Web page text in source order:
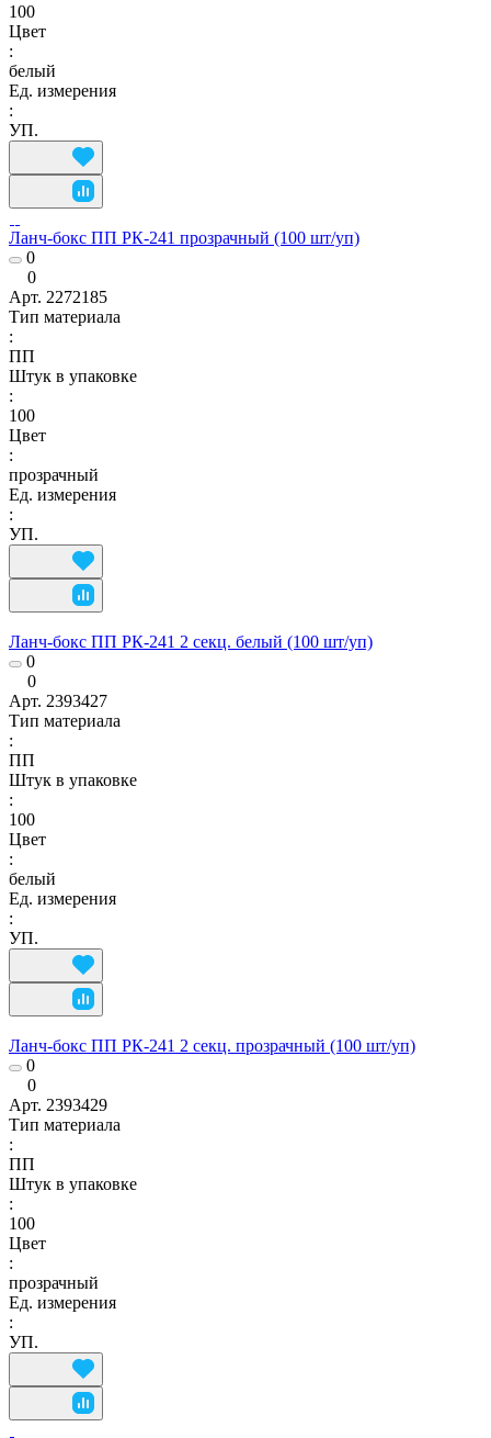
100
Цвет
:
белый
Ед. измерения
:
УП.
Ланч-бокс ПП РК-241 прозрачный (100 шт/уп)
0
0
Арт. 2272185
Тип материала
:
ПП
Штук в упаковке
:
100
Цвет
:
прозрачный
Ед. измерения
:
УП.
Ланч-бокс ПП РК-241 2 секц. белый (100 шт/уп)
0
0
Арт. 2393427
Тип материала
:
ПП
Штук в упаковке
:
100
Цвет
:
белый
Ед. измерения
:
УП.
Ланч-бокс ПП РК-241 2 секц. прозрачный (100 шт/уп)
0
0
Арт. 2393429
Тип материала
:
ПП
Штук в упаковке
:
100
Цвет
:
прозрачный
Ед. измерения
:
УП.